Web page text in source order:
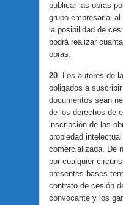
publicar las obras
grupo empresarial
la posibilidad de
podrá realizar
obras.
20. Los autores de
obligados a
documentos sean
de los derechos de
inscripción de las
propiedad
comercializada. De
por cualquier
presentes bases
contrato de cesión
convocante y los